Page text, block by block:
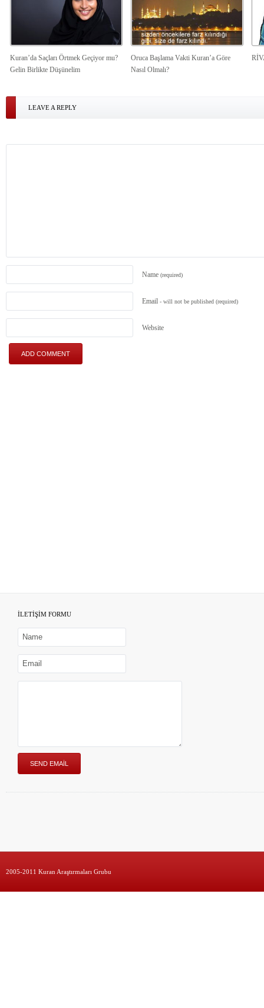
Kuran’da Saçları Örtmek Geçiyor mu?
Gelin Birlikte Düşünelim
Oruca Başlama Vakti Kuran’a Göre
Nasıl Olmalı?
LEAVE A REPLY
Name (required)
Email - will not be published (required)
Website
İLETİŞİM FORMU
2005-2011 Kuran Araştırmaları Grubu